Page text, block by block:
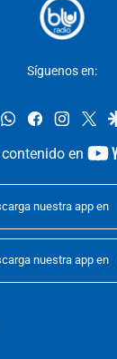
Síguenos en:
whatsappfacebook
en
nuestra app en
nuestra app en